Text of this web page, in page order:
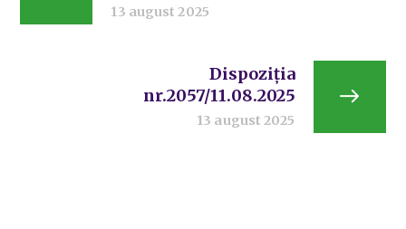
13 august 2025
Dispoziția
nr.2057/11.08.2025
13 august 2025